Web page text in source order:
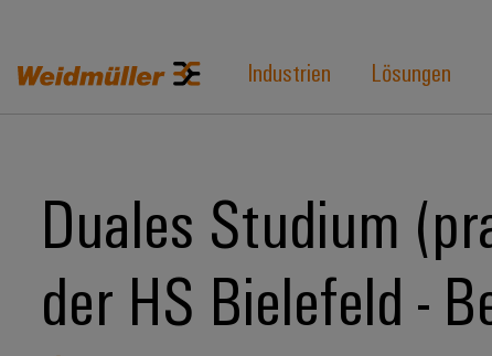
Industrien Lösungen
Duales Studium
der HS Bielefeld -